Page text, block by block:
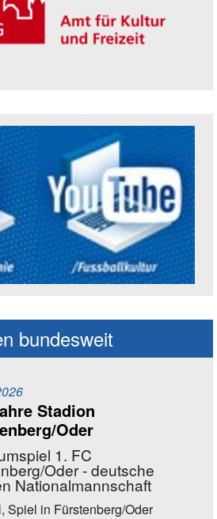
der Akademie
bundesweit
Stadion
Oder
1. FC
Oder - deutsche
Nationalmannschaft
Spiel in Fürstenberg/Oder